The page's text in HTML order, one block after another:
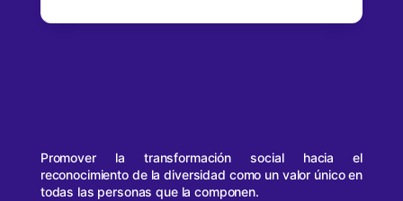
Promover la transformación social hacia el
reconocimiento de la diversidad como un valor único en
todas las personas que la componen.